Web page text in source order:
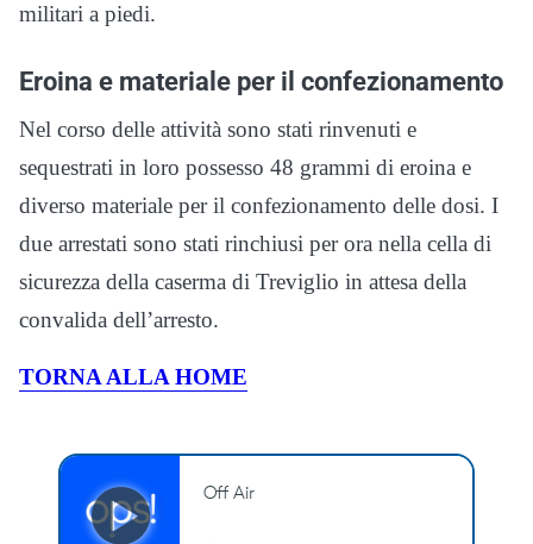
militari a piedi.
Eroina e materiale per il confezionamento
Nel corso delle attività sono stati rinvenuti e
sequestrati in loro possesso 48 grammi di eroina e
diverso materiale per il confezionamento delle dosi. I
due arrestati sono stati rinchiusi per ora nella cella di
sicurezza della caserma di Treviglio in attesa della
convalida dell’arresto.
TORNA ALLA HOME